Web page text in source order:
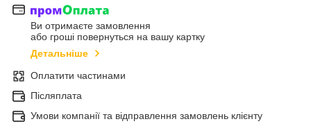
Ви отримаєте замовлення
або гроші повернуться на вашу картку
Детальніше
Оплатити частинами
Післяплата
Умови компанії та відправлення замовлень клієнту